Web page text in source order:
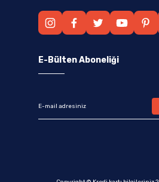
E-Bülten Aboneliği